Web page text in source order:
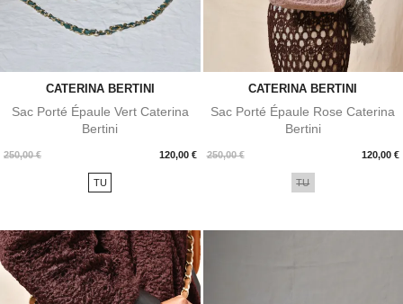
CATERINA BERTINI
Sac Porté Épaule Vert Caterina
Bertini
250,00 € 120,00 €
Prix
TU
CATERINA BERTINI
Sac Porté Épaule Rose Caterina
Bertini
250,00 € 120,00 €
Prix
TU